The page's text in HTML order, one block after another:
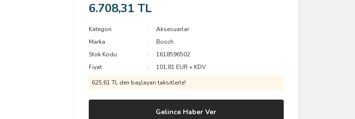
6.708,31 TL
Kategori
Aksesuarlar
Marka
Bosch
Stok Kodu
1618596502
Fiyat
101,81 EUR + KDV
625,61 TL den başlayan taksitlerle!
Gelince Haber Ver